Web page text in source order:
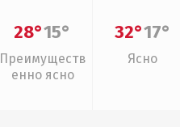
28°15°
Преимуществ
енно ясно
32°17°
Ясно